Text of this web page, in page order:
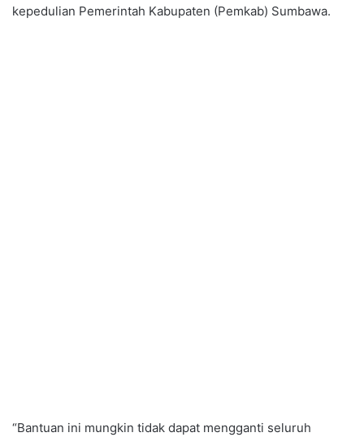
kepedulian Pemerintah Kabupaten (Pemkab) Sumbawa.
“Bantuan ini mungkin tidak dapat mengganti seluruh